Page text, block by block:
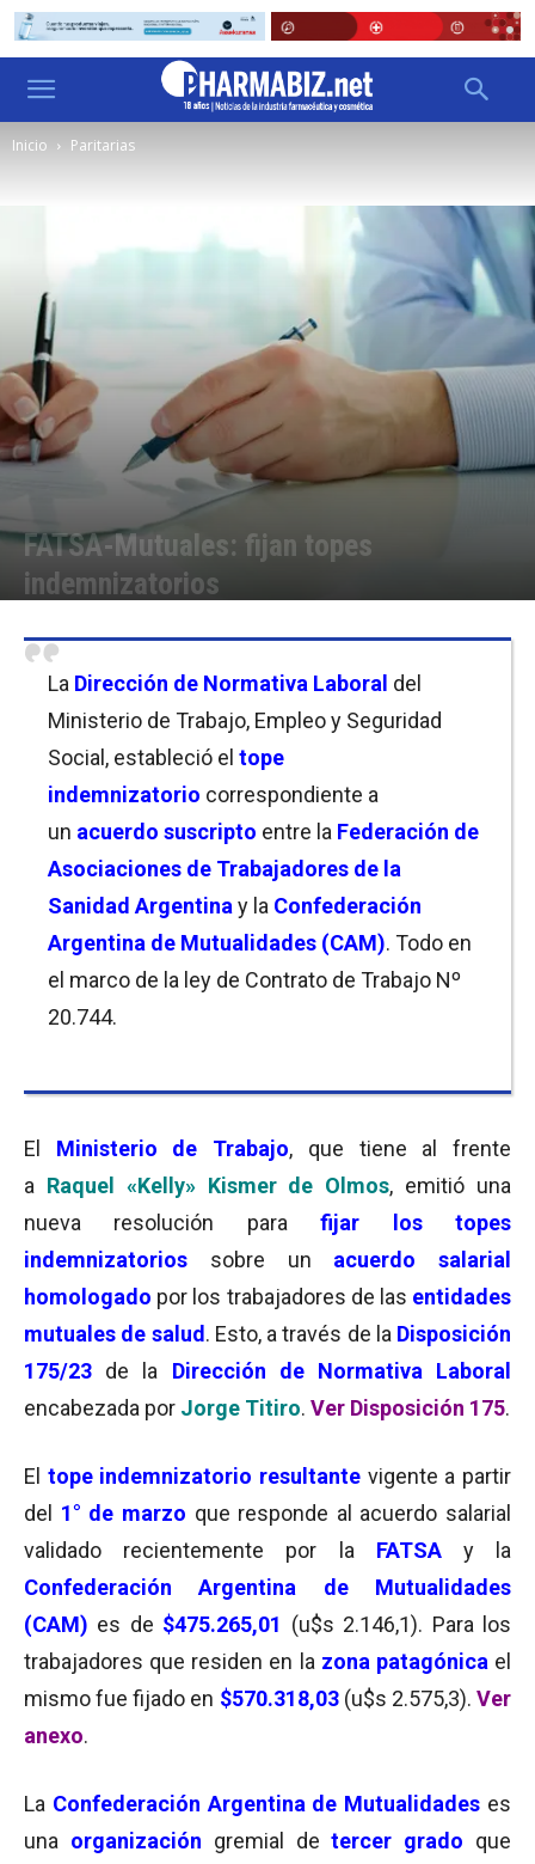
Inicio Paritarias
FATSA-Mutuales: fijan topes
indemnizatorios
La Dirección de Normativa Laboral del
Ministerio de Trabajo, Empleo y Seguridad
Social, estableció el tope
indemnizatorio correspondiente a
un acuerdo suscripto entre la Federación de
Asociaciones de Trabajadores de la
Sanidad Argentina y la Confederación
Argentina de Mutualidades (CAM). Todo en
el marco de la ley de Contrato de Trabajo Nº
20.744.
El Ministerio de Trabajo, que tiene al frente
a Raquel «Kelly» Kismer de Olmos, emitió una
nueva resolución parafijar los topes
indemnizatorios
sobre un acuerdo salarial
homologado por los trabajadores de las entidades
mutuales de salud . Esto, a través de la Disposición
175/23 de la Dirección de Normativa Laboral
encabezada por Jorge Titiro. Ver Disposición 175.
El tope indemnizatorio resultante vigente a partir
del 1° de marzo que responde al acuerdo salarial
validado recientemente por la FATSA
y la
Confederación Argentina de Mutualidades
(CAM) es de $475.265,01 (u$s 2.146,1). Para los
trabajadores que residen en la zona patagónica el
mismo fue fijado en $570.318,03(u$s 2.575,3).Ver
anexo.
La Confederación Argentina de Mutualidades es
una organización gremial detercer grado que